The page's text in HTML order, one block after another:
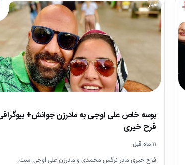
اخبار
بوسه خاص علی اوجی به مادرزن جوانش+
فرح خیری
۱۱ ماه قبل
فرح خیری مادر نرگس محمدی و مادرزن علی اوجی است.